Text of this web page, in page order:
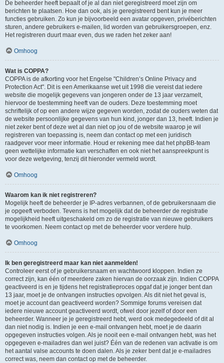
De beheerder heeft bepaalt of je al dan niet geregistreerd moet zijn om
berichten te plaatsen. Hoe dan ook, als je geregistreerd bent kun je meer
functies gebruiken. Zo kun je bijvoorbeeld een avatar opgeven, privéberichten
sturen, andere gebruikers e-mailen, lid worden van gebruikersgroepen, enz.
Het registreren duurt maar even, dus we raden het zeker aan!
Omhoog
Wat is COPPA?
COPPA is de afkorting voor het Engelse "Children’s Online Privacy and
Protection Act". Dit is een Amerikaanse wet uit 1998 die vereist dat iedere
website die mogelijk gegevens van jongeren onder de 13 jaar verzamelt,
hiervoor de toestemming heeft van de ouders. Deze toestemming moet
schriftelijk of op een andere wijze gegeven worden, zodat de ouders weten dat
de website persoonlijke gegevens van hun kind, jonger dan 13, heeft. Indien je
niet zeker bent of deze wet al dan niet op jou of de website waarop je wil
registreren van toepassing is, neem dan contact op met een juridisch
raadgever voor meer informatie. Houd er rekening mee dat het phpBB-team
geen wettelijke informatie kan verschaffen en ook niet het aanspreekpunt is
voor deze wetgeving, tenzij dit hieronder vermeld wordt.
Omhoog
Waarom kan ik niet registreren?
Mogelijk heeft de beheerder je IP-adres verbannen, of de gebruikersnaam die
je opgeeft verboden. Tevens is het mogelijk dat de beheerder de registratie
mogelijkheid heeft uitgeschakeld om zo de registratie van nieuwe gebruikers
te voorkomen. Neem contact op met de beheerder voor verdere hulp.
Omhoog
Ik ben geregistreerd maar kan niet aanmelden!
Controleer eerst of je gebruikersnaam en wachtwoord kloppen. Indien ze
correct zijn, kan één of meerdere zaken hiervan de oorzaak zijn. Indien COPPA
geactiveerd is en je tijdens het registratieproces opgaf dat je jonger bent dan
13 jaar, moet je de ontvangen instructies opvolgen. Als dit niet het geval is,
moet je account dan geactiveerd worden? Sommige forums vereisen dat
iedere nieuwe account geactiveerd wordt, ofwel door jezelf of door een
beheerder. Wanneer je je geregistreerd hebt, werd ook medegedeeld of dit al
dan niet nodig is. Indien je een e-mail ontvangen hebt, moet je de daarin
opgegeven instructies volgen. Als je nooit een e-mail ontvangen hebt, was het
opgegeven e-mailadres dan wel juist? Één van de redenen van activatie is om
het aantal valse accounts te doen dalen. Als je zeker bent dat je e-mailadres
correct was, neem dan contact op met de beheerder.